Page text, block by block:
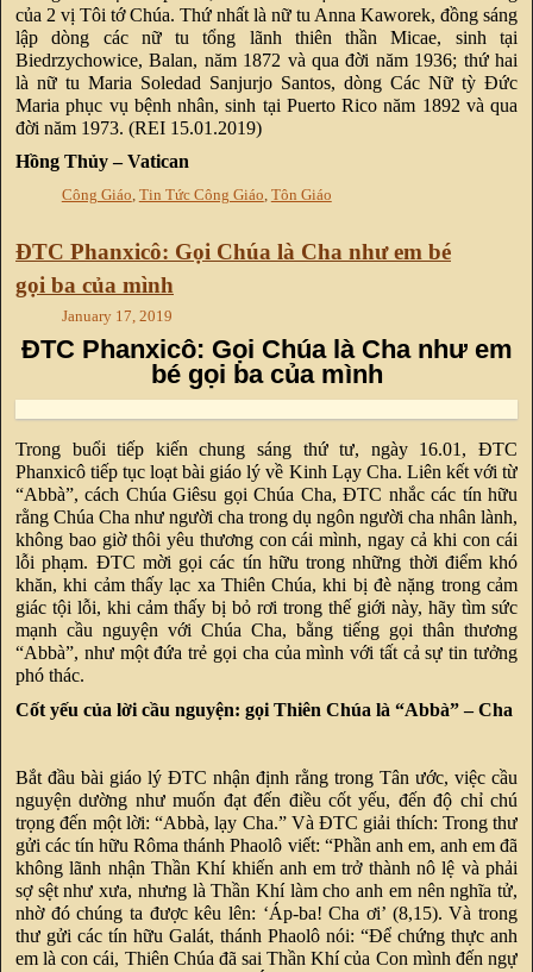
của 2 vị Tôi tớ Chúa. Thứ nhất là nữ tu Anna Kaworek, đồng sáng
lập dòng các nữ tu tổng lãnh thiên thần Micae, sinh tại
Biedrzychowice, Balan, năm 1872 và qua đời năm 1936; thứ hai
là nữ tu Maria Soledad Sanjurjo Santos, dòng Các Nữ tỳ Đức
Maria phục vụ bệnh nhân, sinh tại Puerto Rico năm 1892 và qua
đời năm 1973. (REI 15.01.2019)
Hồng Thủy – Vatican
Công Giáo, Tin Tức Công Giáo, Tôn Giáo
ĐTC Phanxicô: Gọi Chúa là Cha như em bé
gọi ba của mình
January 17, 2019
ĐTC Phanxicô: Gọi Chúa là Cha như em
bé gọi ba của mình
Trong buổi tiếp kiến chung sáng thứ tư, ngày 16.01, ĐTC
Phanxicô tiếp tục loạt bài giáo lý về Kinh Lạy Cha. Liên kết với từ
“Abbà”, cách Chúa Giêsu gọi Chúa Cha, ĐTC nhắc các tín hữu
rằng Chúa Cha như người cha trong dụ ngôn người cha nhân lành,
không bao giờ thôi yêu thương con cái mình, ngay cả khi con cái
lỗi phạm. ĐTC mời gọi các tín hữu trong những thời điểm khó
khăn, khi cảm thấy lạc xa Thiên Chúa, khi bị đè nặng trong cảm
giác tội lỗi, khi cảm thấy bị bỏ rơi trong thế giới này, hãy tìm sức
mạnh cầu nguyện với Chúa Cha, bằng tiếng gọi thân thương
“Abbà”, như một đứa trẻ gọi cha của mình với tất cả sự tin tưởng
phó thác.
Cốt yếu của lời cầu nguyện: gọi Thiên Chúa là “Abbà” – Cha
Bắt đầu bài giáo lý ĐTC nhận định rằng trong Tân ước, việc cầu
nguyện dường như muốn đạt đến điều cốt yếu, đến độ chỉ chú
trọng đến một lời: “Abbà, lạy Cha.” Và ĐTC giải thích: Trong thư
gửi các tín hữu Rôma thánh Phaolô viết: “Phần anh em, anh em đã
không lãnh nhận Thần Khí khiến anh em trở thành nô lệ và phải
sợ sệt như xưa, nhưng là Thần Khí làm cho anh em nên nghĩa tử,
nhờ đó chúng ta được kêu lên: ‘Áp-ba! Cha ơi’ (8,15). Và trong
thư gửi các tín hữu Galát, thánh Phaolô nói: “Để chứng thực anh
em là con cái, Thiên Chúa đã sai Thần Khí của Con mình đến ngự